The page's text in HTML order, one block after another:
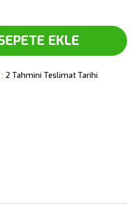
: 2 Tahmini Teslimat Tarihi